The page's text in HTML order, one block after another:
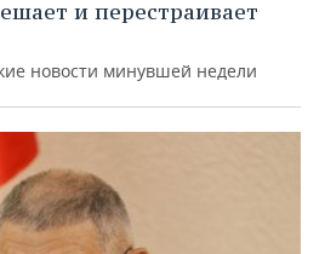
и перестраивает
новости минувшей недели